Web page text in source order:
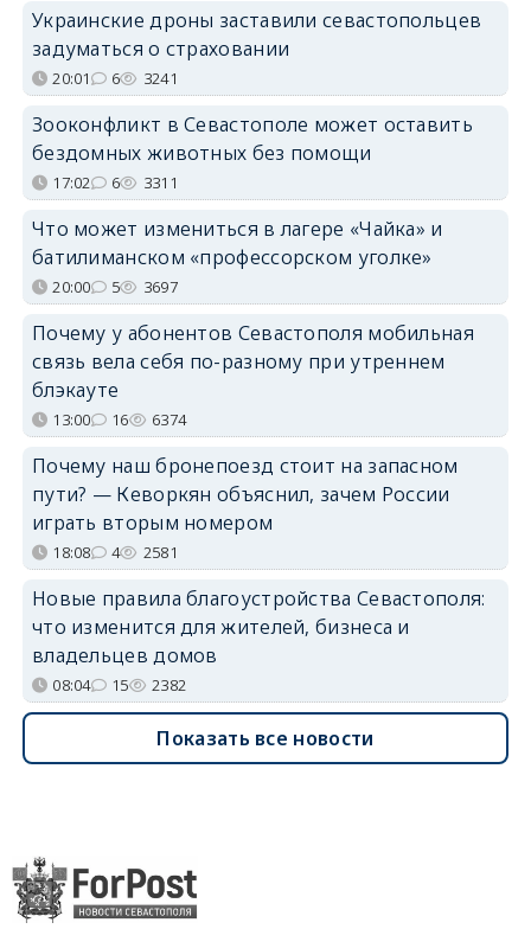
Украинские дроны заставили севастопольцев
задуматься о страховании
20:01 6 3241
Зооконфликт в Севастополе может оставить
бездомных животных без помощи
17:02 6 3311
Что может измениться в лагере «Чайка» и
батилиманском «профессорском уголке»
20:00 5 3697
Почему у абонентов Севастополя мобильная
связь вела себя по-разному при утреннем
блэкауте
13:00 16 6374
Почему наш бронепоезд стоит на запасном
пути? — Кеворкян объяснил, зачем России
играть вторым номером
18:08 4 2581
Новые правила благоустройства Севастополя:
что изменится для жителей, бизнеса и
владельцев домов
08:04 15 2382
Показать все новости